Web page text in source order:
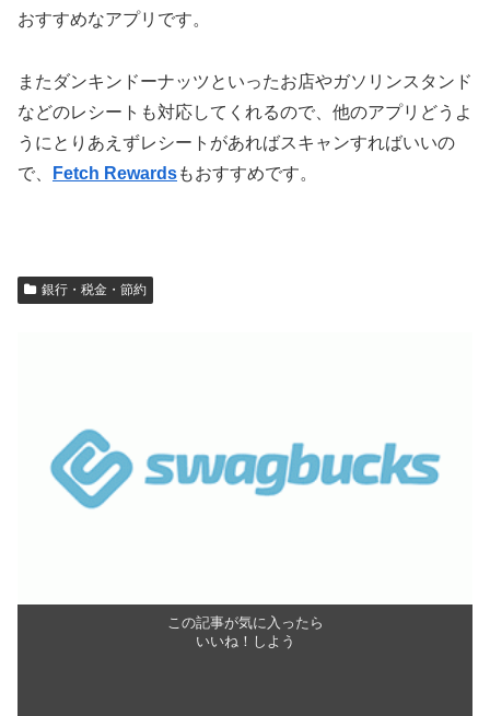
おすすめなアプリです。
またダンキンドーナッツといったお店やガソリンスタンド
などのレシートも対応してくれるので、他のアプリどうよ
うにとりあえずレシートがあればスキャンすればいいの
で、
Fetch Rewardsもおすすめです。
銀行・税金・節約
この記事が気に入ったら
いいね！しよう